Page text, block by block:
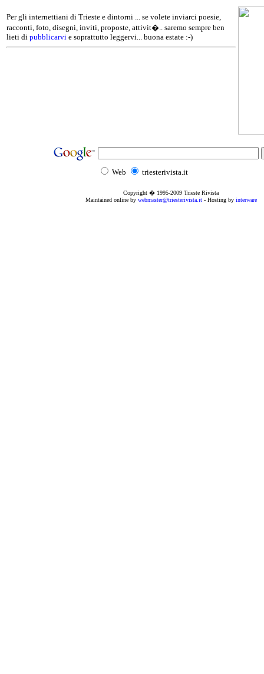
Per gli internettiani di Trieste e dintorni ... se volete inviarci poesie,
racconti, foto, disegni, inviti, proposte, attivit�.. saremo sempre ben
lieti di pubblicarvi e soprattutto leggervi... buona estate :-)
Web triesterivista.it
Copyright � 1995-2009 Trieste Rivista
Maintained online by webmaster@triesterivista.it- Hosting by interware